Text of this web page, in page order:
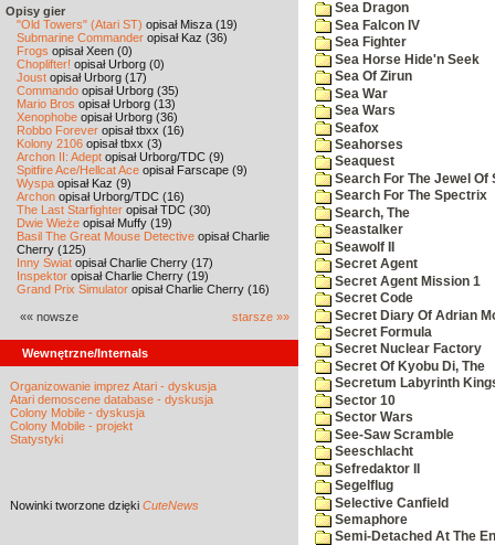
Opisy gier
"Old Towers" (Atari ST) opisał Misza (19)
Submarine Commander opisał Kaz (36)
Frogs opisał Xeen (0)
Choplifter! opisał Urborg (0)
Joust opisał Urborg (17)
Commando opisał Urborg (35)
Mario Bros opisał Urborg (13)
Xenophobe opisał Urborg (36)
Robbo Forever opisał tbxx (16)
Kolony 2106 opisał tbxx (3)
Archon II: Adept opisał Urborg/TDC (9)
Spitfire Ace/Hellcat Ace opisał Farscape (9)
Wyspa opisał Kaz (9)
Archon opisał Urborg/TDC (16)
The Last Starfighter opisał TDC (30)
Dwie Wieże opisał Muffy (19)
Basil The Great Mouse Detective opisał Charlie
Cherry (125)
Inny Świat opisał Charlie Cherry (17)
Inspektor opisał Charlie Cherry (19)
Grand Prix Simulator opisał Charlie Cherry (16)
«« nowsze starsze »»
Wewnętrzne/Internals
Organizowanie imprez Atari - dyskusja
Atari demoscene database - dyskusja
Colony Mobile - dyskusja
Colony Mobile - projekt
Statystyki
Nowinki tworzone dzięki CuteNews
Sea Dragon
Sea Falcon IV
Sea Fighter
Sea Horse Hide'n Seek
Sea Of Zirun
Sea War
Sea Wars
Seafox
Seahorses
Seaquest
Search For The Jewel Of
Search For The Spectrix
Search, The
Seastalker
Seawolf II
Secret Agent
Secret Agent Mission 1
Secret Code
Secret Diary Of Adrian
Secret Formula
Secret Nuclear Factory
Secret Of Kyobu Di, The
Secretum Labyrinth
Sector 10
Sector Wars
See-Saw Scramble
Seeschlacht
Sefredaktor II
Segelflug
Selective Canfield
Semaphore
Semi-Detached At The